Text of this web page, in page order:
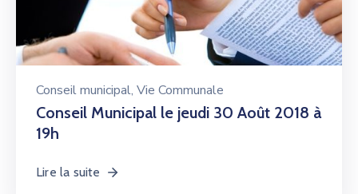
Conseil municipal‚ Vie Communale
Conseil Municipal le jeudi 30 Août 2018 à
19h
Lire la suite